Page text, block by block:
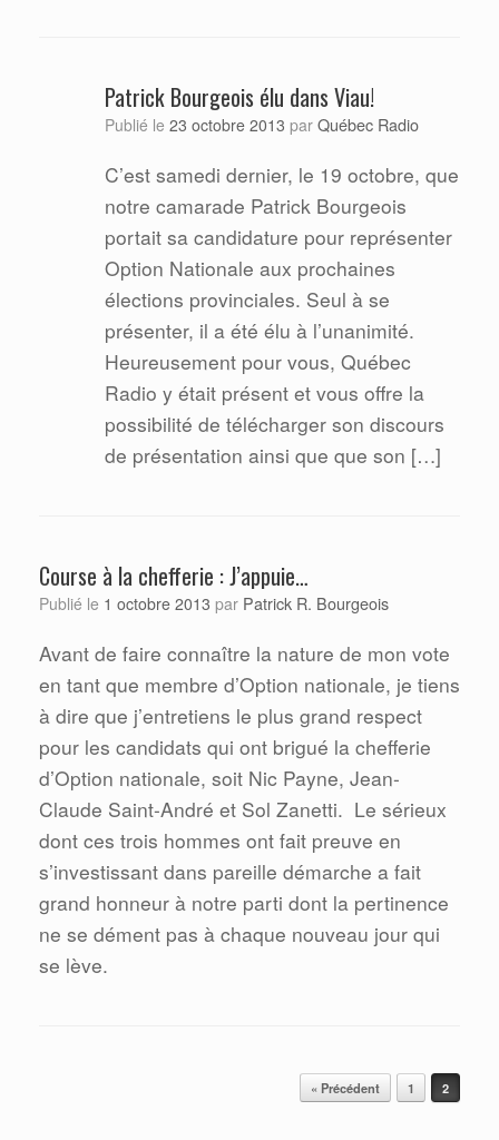
Patrick Bourgeois élu dans Viau!
Publié le 23 octobre 2013 par Québec Radio
C’est samedi dernier, le 19 octobre, que
notre camarade Patrick Bourgeois
portait sa candidature pour représenter
Option Nationale aux prochaines
élections provinciales. Seul à se
présenter, il a été élu à l’unanimité.
Heureusement pour vous, Québec
Radio y était présent et vous offre la
possibilité de télécharger son discours
de présentation ainsi que que son […]
Course à la chefferie : J’appuie…
Publié le 1 octobre 2013 par Patrick R. Bourgeois
Avant de faire connaître la nature de mon vote
en tant que membre d’Option nationale, je tiens
à dire que j’entretiens le plus grand respect
pour les candidats qui ont brigué la chefferie
d’Option nationale, soit Nic Payne, Jean-
Claude Saint-André et Sol Zanetti. Le sérieux
dont ces trois hommes ont fait preuve en
s’investissant dans pareille démarche a fait
grand honneur à notre parti dont la pertinence
ne se dément pas à chaque nouveau jour qui
se lève.
« Précédent 1 2